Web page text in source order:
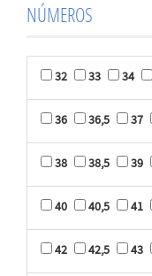
NÚMEROS
32 33 34
36 36,5 37
38 38,5 39
40 40,5 41
42 42,5 43